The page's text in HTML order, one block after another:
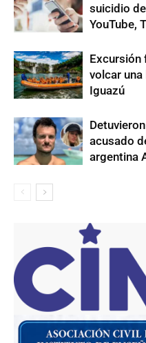
suicidio
YouTube,
Excursión
volcar una
Iguazú
acusado
argentina